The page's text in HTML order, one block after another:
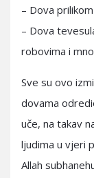
– Dova
– Dova
robovima i
Sve su ovo
dovama
uče, na takav
ljudima u vjeri
Allah